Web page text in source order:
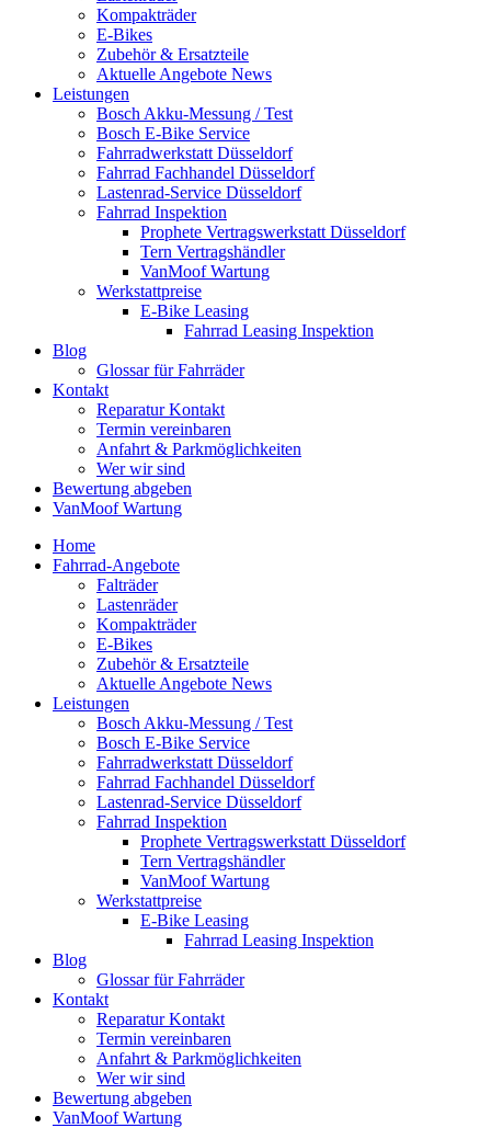
Kompakträder
E-Bikes
Zubehör & Ersatzteile
Aktuelle Angebote News
Leistungen
Bosch Akku-Messung / Test
Bosch E-Bike Service
Fahrradwerkstatt Düsseldorf
Fahrrad Fachhandel Düsseldorf
Lastenrad-Service Düsseldorf
Fahrrad Inspektion
Prophete Vertragswerkstatt Düsseldorf
Tern Vertragshändler
VanMoof Wartung
Werkstattpreise
E-Bike Leasing
Fahrrad Leasing Inspektion
Blog
Glossar für Fahrräder
Kontakt
Reparatur Kontakt
Termin vereinbaren
Anfahrt & Parkmöglichkeiten
Wer wir sind
Bewertung abgeben
VanMoof Wartung
Home
Fahrrad-Angebote
Falträder
Lastenräder
Kompakträder
E-Bikes
Zubehör & Ersatzteile
Aktuelle Angebote News
Leistungen
Bosch Akku-Messung / Test
Bosch E-Bike Service
Fahrradwerkstatt Düsseldorf
Fahrrad Fachhandel Düsseldorf
Lastenrad-Service Düsseldorf
Fahrrad Inspektion
Prophete Vertragswerkstatt Düsseldorf
Tern Vertragshändler
VanMoof Wartung
Werkstattpreise
E-Bike Leasing
Fahrrad Leasing Inspektion
Blog
Glossar für Fahrräder
Kontakt
Reparatur Kontakt
Termin vereinbaren
Anfahrt & Parkmöglichkeiten
Wer wir sind
Bewertung abgeben
VanMoof Wartung